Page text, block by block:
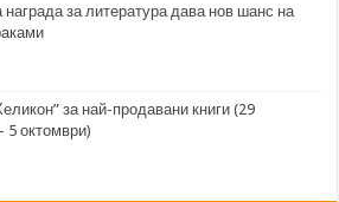
награда за литература дава нов шанс на
за най-продавани книги (29
5 октомври)